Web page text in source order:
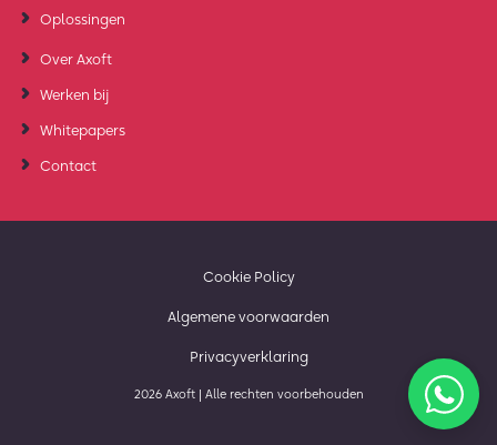
Oplossingen
Over Axoft
Werken bij
Whitepapers
Contact
Cookie Policy
Algemene voorwaarden
Privacyverklaring
2026 Axoft | Alle rechten voorbehouden